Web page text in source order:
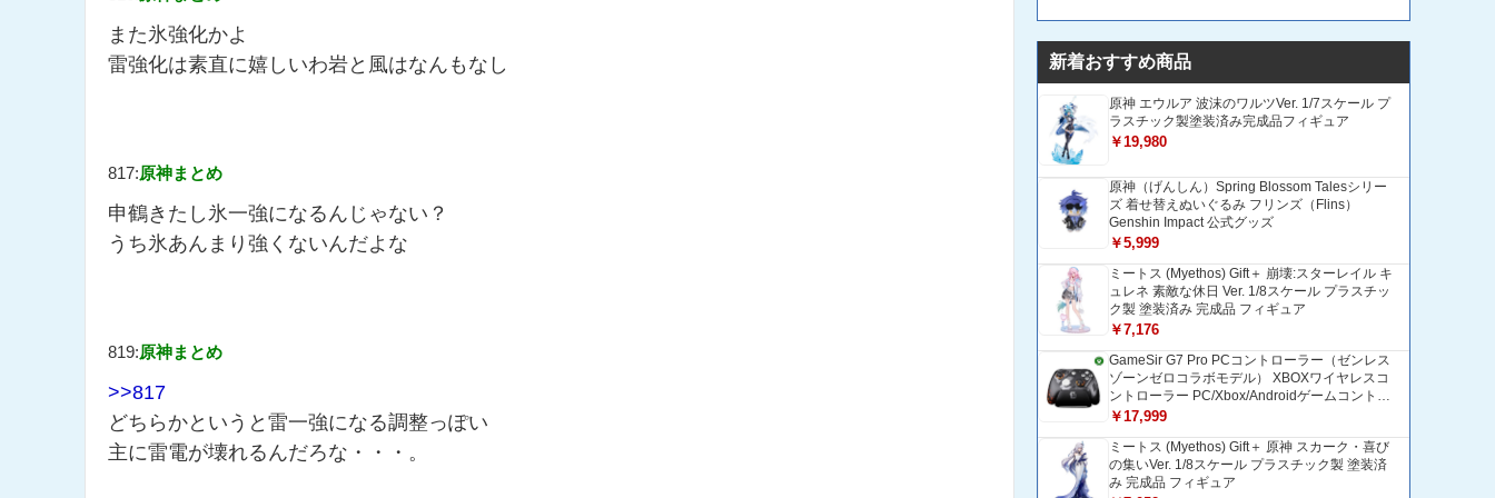
また氷強化かよ
雷強化は素直に嬉しいわ岩と風はなんもなし
817:原神まとめ
申鶴きたし氷一強になるんじゃない？
うち氷あんまり強くないんだよな
819:原神まとめ
>>817
どちらかというと雷一強になる調整っぽい
主に雷電が壊れるんだろな・・・。
新着おすすめ商品
原神 エウルア 波沫のワルツVer. 1/7スケール プ
ラスチック製塗装済み完成品フィギュア
￥19,980
原神（げんしん）Spring Blossom Talesシリー
ズ 着せ替えぬいぐるみ フリンズ（Flins）
Genshin Impact 公式グッズ
￥5,999
ミートス (Myethos) Gift＋ 崩壊:スターレイル キ
ュレネ 素敵な休日 Ver. 1/8スケール プラスチッ
ク製 塗装済み 完成品 フィギュア
￥7,176
GameSir G7 Pro PCコントローラー（ゼンレス
ゾーンゼロコラボモデル） XBOXワイヤレスコ
ントローラー PC/Xbox/Androidゲームコントロ
ーラー 1200mAH大容量バッテリー TMRホール
コントローラー 追加ボタン＆トリガー/グリップ
振動モーター搭載 トリガーストップ＆背面ボタ
ンロック付きゲームパッド 光学式マイクロスイ
￥17,999
ミートス (Myethos) Gift＋ 原神 スカーク・喜び
の集いVer. 1/8スケール プラスチック製 塗装済
み 完成品 フィギュア